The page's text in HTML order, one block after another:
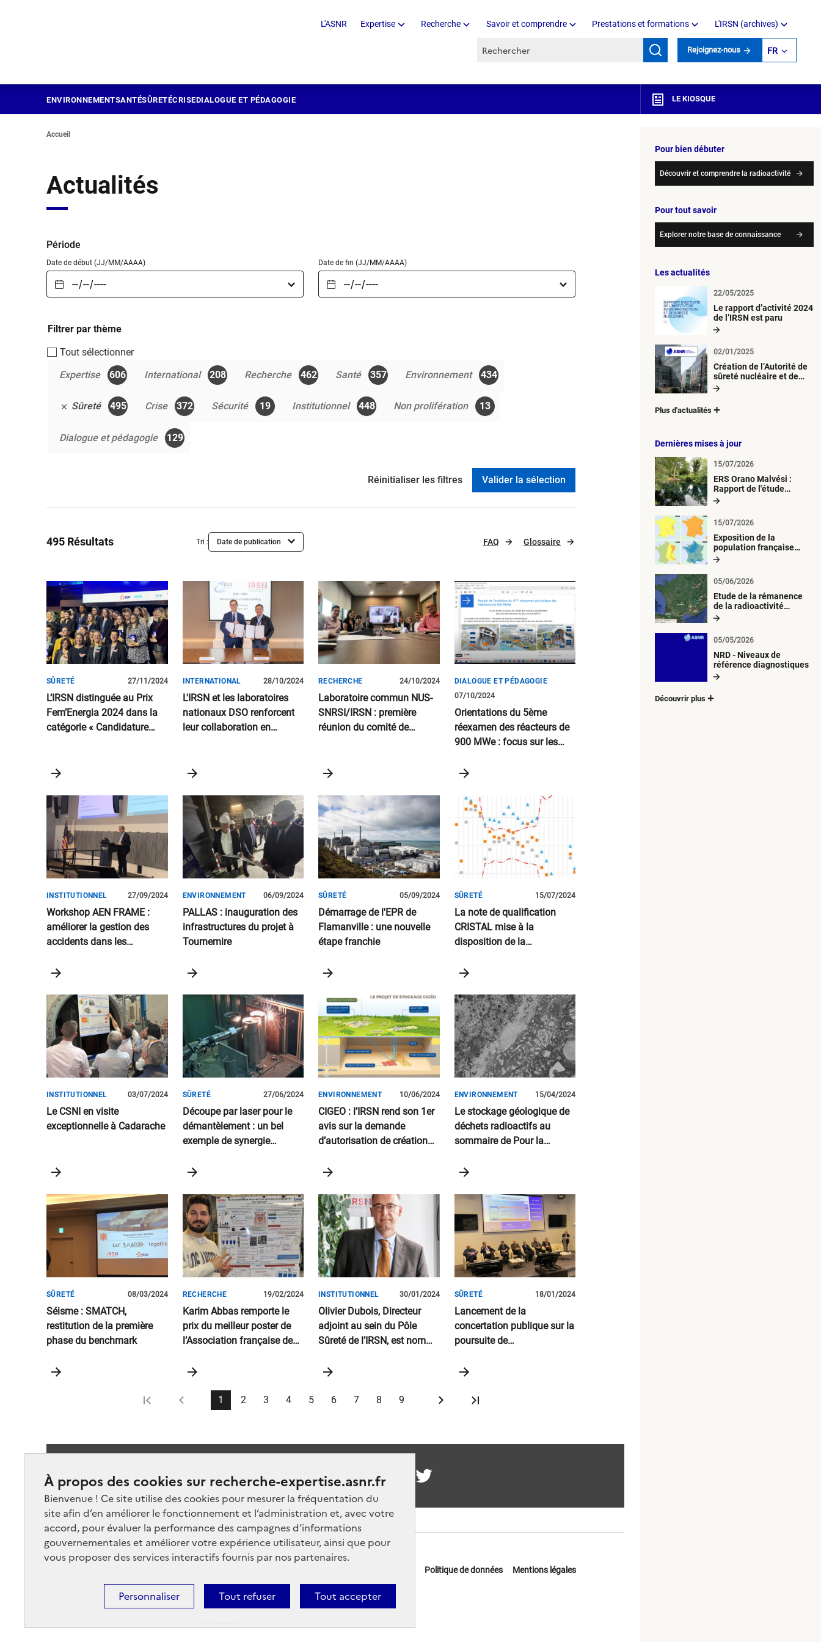
À propos des cookies sur recherche-expertise.asnr.fr
Bienvenue ! Ce site utilise des cookies pour mesurer la fréquentation du
site afin d’en améliorer le fonctionnement et l’administration et, avec votre
accord, pour évaluer la performance des campagnes d’informations
gouvernementales et améliorer votre expérience utilisateur, ainsi que pour
vous proposer des services interactifs fournis par nos partenaires.
Tout accepter
Tout refuser
Personnaliser
L'ASNR Expertise Recherche Savoir et comprendre Prestations et formations L'IRSN (archives)
Recherche par mots clés Rejoignez-nous FR
ENVIRONNEMENTSANTÉSÛRETÉCRISEDIALOGUE ET PÉDAGOGIE LE KIOSQUE
Accueil
Actualités
Période
Date de début (JJ/MM/AAAA) Date de fin (JJ/MM/AAAA)
Filtrer par thème
Tout sélectionner
606
Expertise 208
International 462
Recherche 357
Santé 434
Environnement
495
Sûreté 372
Crise 19
Sécurité 448
Institutionnel 13
Non prolifération
129
Dialogue et pédagogie
Tri :
495 Résultats FAQ Glossaire
L’IRSN distinguée au Prix
Fem’Energia 2024 dans la
catégorie « Candidature
SÛRETÉ 27/11/2024
L'IRSN et les laboratoires
nationaux DSO renforcent
leur collaboration en
INTERNATIONAL 28/10/2024
Laboratoire commun NUS-
SNRSI/IRSN : première
réunion du comité de
RECHERCHE 24/10/2024
Orientations du 5ème
réexamen des réacteurs de
900 MWe : focus sur les
Webinaire du 3 octobre
DIALOGUE ET PÉDAGOGIE
07/10/2024
Workshop AEN FRAME :
améliorer la gestion des
accidents dans les
futurs, à l’aune des
Fukushima Daiichi
INSTITUTIONNEL 27/09/2024
PALLAS : inauguration des
infrastructures du projet à
Tournemire
ENVIRONNEMENT 06/09/2024
Démarrage de l'EPR de
Flamanville : une nouvelle
étape franchie
SÛRETÉ 05/09/2024
La note de qualification
CRISTAL mise à la
disposition de la
SÛRETÉ 15/07/2024
Le CSNI en visite
exceptionnelle à Cadarache
INSTITUTIONNEL 03/07/2024
Découpe par laser pour le
démantèlement : un bel
exemple de synergie
SÛRETÉ 27/06/2024
CIGEO : l’IRSN rend son 1er
avis sur la demande
d’autorisation de création
ENVIRONNEMENT 10/06/2024
Le stockage géologique de
déchets radioactifs au
sommaire de Pour la
ENVIRONNEMENT 15/04/2024
Séisme : SMATCH,
restitution de la première
phase du benchmark
SÛRETÉ 08/03/2024
Karim Abbas remporte le
prix du meilleur poster de
l’Association française de
RECHERCHE 19/02/2024
Olivier Dubois, Directeur
adjoint au sein du Pôle
Sûreté de l’IRSN, est nommé
INSTITUTIONNEL 30/01/2024
Lancement de la
concertation publique sur la
poursuite de
réacteurs nucléaires de
SÛRETÉ 18/01/2024
1 2 3 4 5 6 7 8 9
Pour bien débuter
Découvrir et comprendre la radioactivité
Pour tout savoir
Explorer notre base de connaissance
Les actualités
Le rapport d’activité 2024
de l’IRSN est paru
22/05/2025
Création de l’Autorité de
sûreté nucléaire et de
radioprotection (ASNR)
02/01/2025
Plus d'actualités
Dernières mises à jour
ERS Orano Malvési :
Rapport de l'étude
radiologique du milieu
15/07/2026
Exposition de la
population française
métropolitaine aux
atmosphériques
radioactives depuis 1945
15/07/2026
Etude de la rémanence
de la radioactivité
d’origine artificielle
05/06/2026
NRD - Niveaux de
référence diagnostiques
05/05/2026
Découvrir plus
Suivez-nous
Politique de données Mentions légales
Plan du site Contactez-nous